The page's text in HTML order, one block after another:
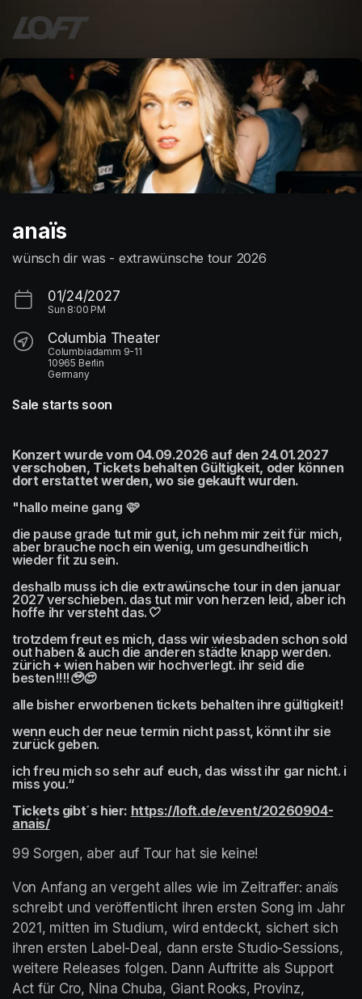
anaïs
wünsch dir was - extrawünsche tour 2026
01/24/2027
Sun 8:00 PM
Columbia Theater
Columbiadamm 9-11
10965 Berlin
Germany
Sale starts soon
Konzert wurde vom 04.09.2026 auf den 24.01.2027
verschoben, Tickets behalten Gültigkeit, oder können
dort erstattet werden, wo sie gekauft wurden.
"hallo meine gang 🩷
die pause grade tut mir gut, ich nehm mir zeit für mich,
aber brauche noch ein wenig, um gesundheitlich
wieder fit zu sein.
deshalb muss ich die extrawünsche tour in den januar
2027 verschieben. das tut mir von herzen leid, aber ich
hoffe ihr versteht das.🤍
trotzdem freut es mich, dass wir wiesbaden schon sold
out haben & auch die anderen städte knapp werden.
zürich + wien haben wir hochverlegt. ihr seid die
besten!!!!🥹😍
alle bisher erworbenen tickets behalten ihre gültigkeit!
wenn euch der neue termin nicht passt, könnt ihr sie
zurück geben.
ich freu mich so sehr auf euch, das wisst ihr gar nicht. i
miss you.“
Tickets gibt´s hier: (opens in a new tab)
https://loft.de/event/20260904-
anais/(opens in a new tab)
99 Sorgen, aber auf Tour hat sie keine!
Von Anfang an vergeht alles wie im Zeitraffer: anaïs
schreibt und veröffentlicht ihren ersten Song im Jahr
2021, mitten im Studium, wird entdeckt, sichert sich
ihren ersten Label-Deal, dann erste Studio-Sessions,
weitere Releases folgen. Dann Auftritte als Support
Act für Cro, Nina Chuba, Giant Rooks, Provinz,